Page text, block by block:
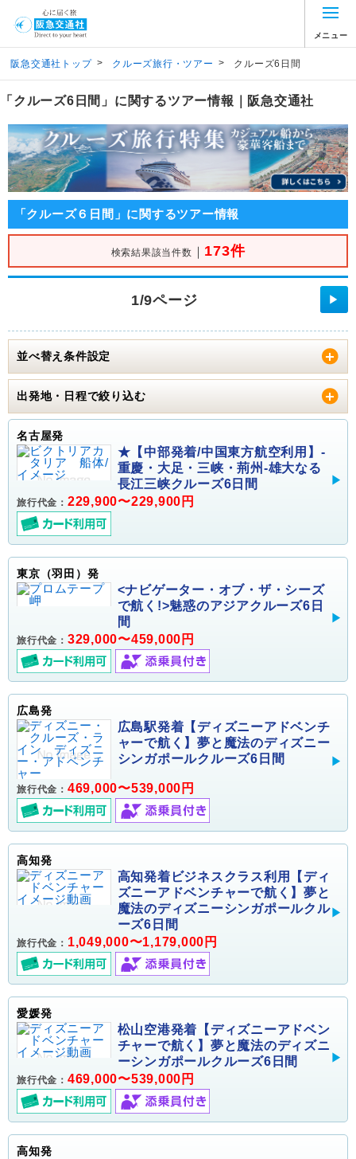
メニュー
阪急交通社トップ > クルーズ旅行・ツアー > クルーズ6日間
「クルーズ6日間」に関するツアー情報｜阪急交通社
「クルーズ６日間」に関するツアー情報
検索結果該当件数 173件
1/9ページ ▶
並べ替え条件設定
出発地・日程で絞り込む
名古屋発
★【中部発着/中国東方航空利用】-
重慶・大足・三峡・荊州-雄大なる
長江三峡クルーズ6日間
旅行代金： 229,900〜229,900円
東京（羽田）発
<ナビゲーター・オブ・ザ・シーズ
で航く!>魅惑のアジアクルーズ6日
間
旅行代金： 329,000〜459,000円
広島発
広島駅発着【ディズニーアドベンチ
ャーで航く】夢と魔法のディズニー
シンガポールクルーズ6日間
旅行代金： 469,000〜539,000円
高知発
高知発着ビジネスクラス利用【ディ
ズニーアドベンチャーで航く】夢と
魔法のディズニーシンガポールクル
ーズ6日間
旅行代金： 1,049,000〜1,179,000円
愛媛発
松山空港発着【ディズニーアドベン
チャーで航く】夢と魔法のディズニ
ーシンガポールクルーズ6日間
旅行代金： 469,000〜539,000円
高知発